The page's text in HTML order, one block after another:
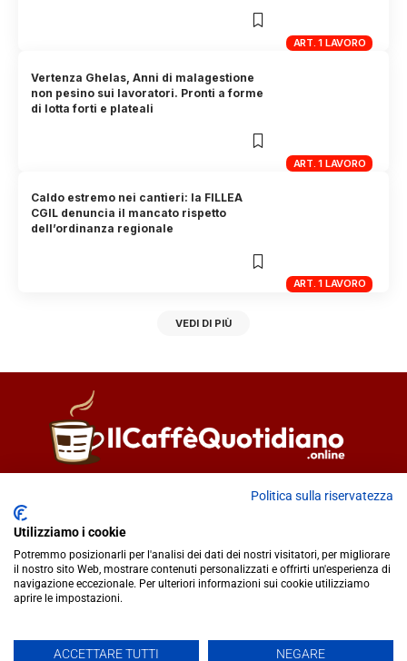
ART. 1 LAVORO
ART. 1 LAVORO
Vertenza Ghelas, Anni di malagestione
non pesino sui lavoratori. Pronti a forme
di lotta forti e plateali
ART. 1 LAVORO
Caldo estremo nei cantieri: la FILLEA
CGIL denuncia il mancato rispetto
dell’ordinanza regionale
VEDI DI PIÙ
Fiorella Falci
redazione@ilcaffequotidiano.online
C.F. 92076900858
Chi siamo
IlCaffèQuotidiano.online è una testata giornalistica registrata
Politica sulla riservatezza
Utilizziamo i cookie
Potremmo posizionarli per l'analisi dei dati dei nostri visitatori, per migliorare
il nostro sito Web, mostrare contenuti personalizzati e offrirti un'esperienza di
navigazione eccezionale. Per ulteriori informazioni sui cookie utilizziamo
aprire le impostazioni.
ACCETTARE TUTTI NEGARE